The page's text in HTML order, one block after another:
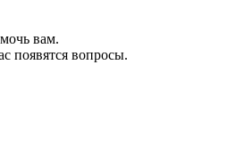
вам.
появятся вопросы.